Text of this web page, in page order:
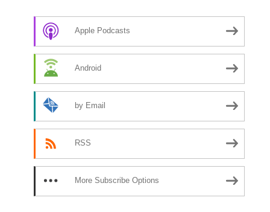
Apple Podcasts
Android
by Email
RSS
More Subscribe Options